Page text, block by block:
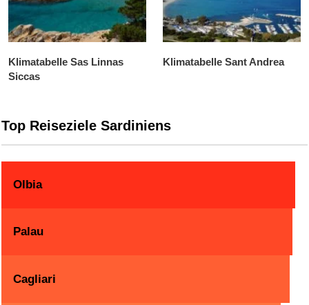
Klimatabelle Sas Linnas
Siccas
Klimatabelle Sant Andrea
Top Reiseziele Sardiniens
Olbia
Palau
Cagliari